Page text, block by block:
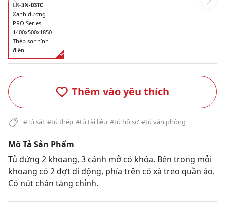
LK-3N-03TC
Xanh dương
PRO Series
1400x500x1850
Thép sơn tĩnh
điện
Thêm vào yêu thích
#Tủ sắt #tủ thép #tủ tài liệu #tủ hồ sơ #tủ văn phòng
Mô Tả Sản Phẩm
Tủ đứng 2 khoang, 3 cánh mở có khóa. Bên trong mỗi
khoang có 2 đợt di động, phía trên có xà treo quần áo.
Có nút chân tăng chỉnh.